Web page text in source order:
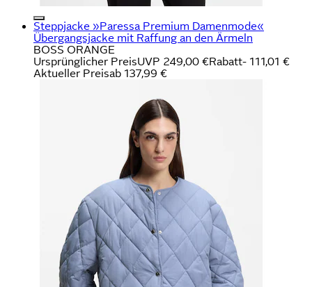
Steppjacke »Paressa Premium Damenmode«
Übergangsjacke mit Raffung an den Ärmeln
BOSS ORANGE
Ursprünglicher PreisUVP 249,00 €Rabatt- 111,01 €
Aktueller Preisab 137,99 €